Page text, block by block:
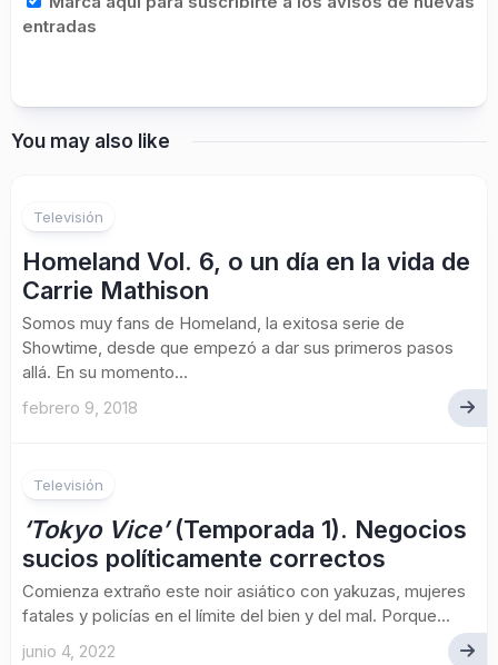
entradas
You may also like
Televisión
Homeland Vol. 6, o un día en la vida de
Carrie Mathison
Somos muy fans de Homeland, la exitosa serie de
Showtime, desde que empezó a dar sus primeros pasos
allá. En su momento...
febrero 9, 2018
Televisión
‘Tokyo Vice’(Temporada 1). Negocios
sucios políticamente correctos
Comienza extraño este noir asiático con yakuzas, mujeres
fatales y policías en el límite del bien y del mal. Porque...
junio 4, 2022